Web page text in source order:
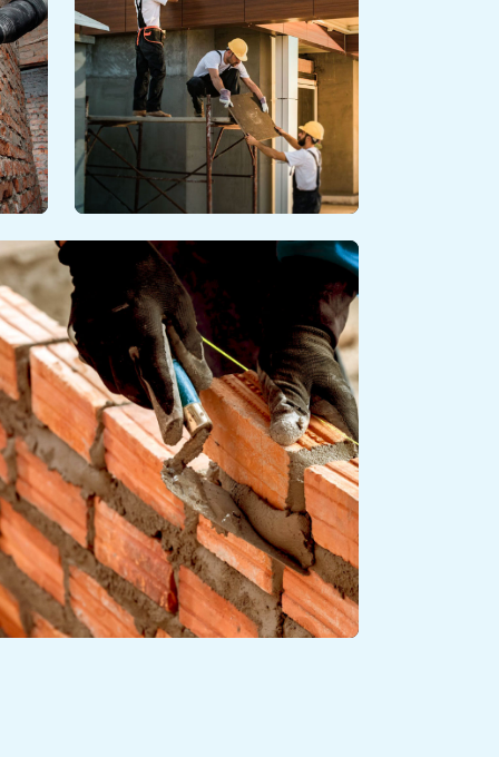
ARREDO URBANO
Scopri